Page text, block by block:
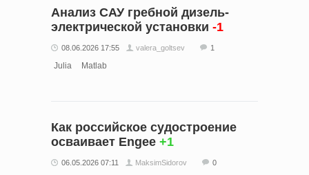
Анализ САУ гребной дизель-
электрической установки -1
08.06.2026 17:55 valera_goltsev 1
Julia Matlab
Как российское судостроение
осваивает Engee +1
06.05.2026 07:11 MaksimSidorov 0